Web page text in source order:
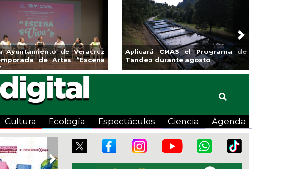
Emprendedores de Xalapa
exponen en Mercadito
Bicentenario
Coatzacoalcos impulsa la
halterofilia con la Copa Coyote
2026
Next
Cultura Ecología Espectáculos Ciencia Agenda
Next